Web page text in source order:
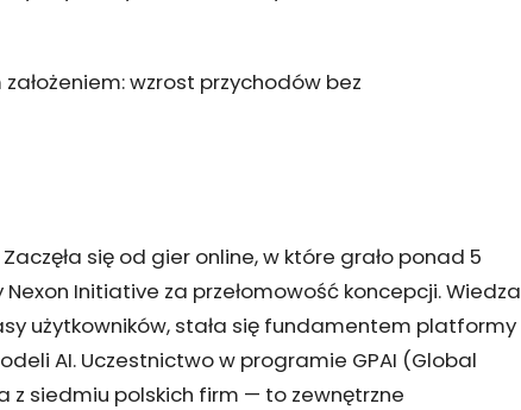
wzrost przychodów bez
się od gier online, w które grało ponad 5
Initiative za przełomowość koncepcji. Wiedza
użytkowników, stała się fundamentem platformy
AI. Uczestnictwo w programie GPAI (Global
z siedmiu polskich firm — to zewnętrzne